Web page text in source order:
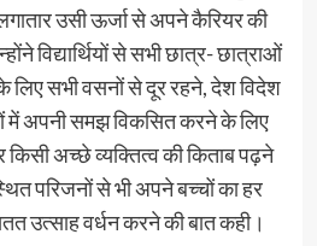
उसी ऊर्जा से अपने कैरियर की
विद्यार्थियों से सभी छात्र- छात्राओं
लिए सभी वसनों से दूर रहने, देश विदेश
में अपनी समझ विकसित करने के लिए
किसी अच्छे व्यक्तित्व की किताब पढ़ने
परिजनों से भी अपने बच्चों का हर
उत्साह वर्धन करने की बात कही।